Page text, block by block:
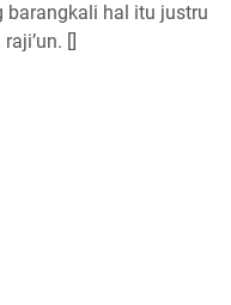
barangkali hal itu justru
[]